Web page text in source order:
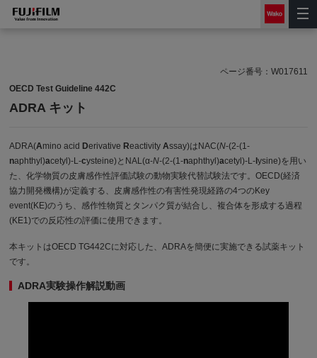
ページ番号： W017611
OECD Test Guideline 442C
ADRA キット
ADRA(Amino acid Derivative ReactivityAssay)はNAC(N-(2-(1-
naphthyl)acetyl)-L-cysteine)とNAL(α-N-(2-(1-naphthyl)acetyl)-L- lysine)を用い
た、化学物質の皮膚感作性評価試験の動物実験代替試験法です。OECD(経済
協力開発機構)が定義する、皮膚感作性の有害性発現経路の4つのKey
event(KE)のうち、感作性物質とタンパク質が結合し、複合体を形成する過程
(KE1)での反応性の評価に使用できます。
本キットはOECD TG442Cに対応した、ADRAを簡便に実施できる試薬キット
です。
ADRA実験操作解説動画